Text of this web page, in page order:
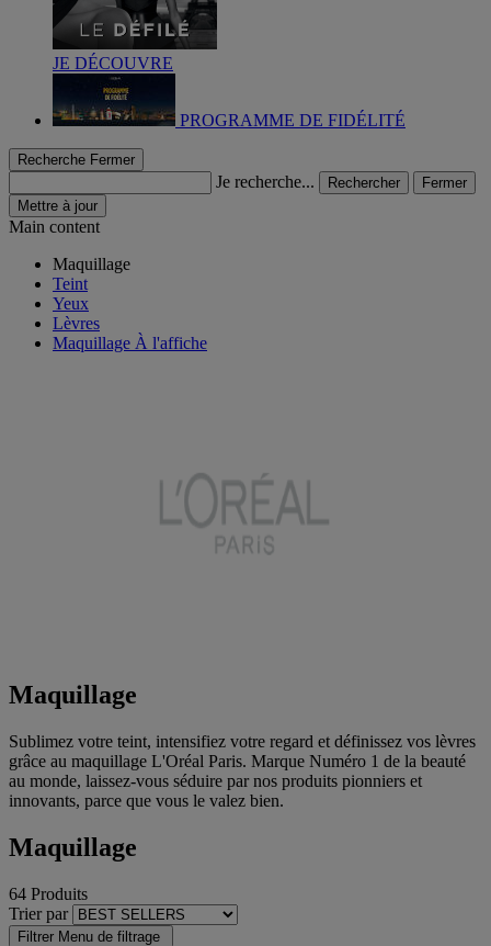
JE DÉCOUVRE
PROGRAMME DE FIDÉLITÉ
Recherche Fermer
Je recherche... Rechercher
Fermer
Mettre à jour
Main content
Maquillage
Teint
Yeux
Lèvres
Maquillage À l'affiche
Maquillage
Sublimez votre teint, intensifiez votre regard et définissez vos lèvres
grâce au maquillage L'Oréal Paris. Marque Numéro 1 de la beauté
au monde, laissez-vous séduire par nos produits pionniers et
innovants, parce que vous le valez bien.​
Maquillage
64 Produits
Trier par
Filtrer Menu de filtrage